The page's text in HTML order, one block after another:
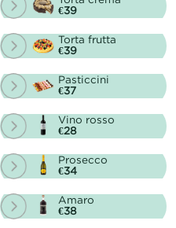
€39
Torta frutta
€39
Pasticcini
€37
Vino rosso
€28
Prosecco
€34
Amaro
€38